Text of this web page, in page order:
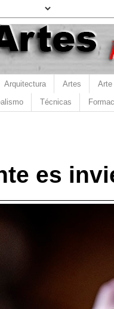
Arquitectura Artes Arte
Técnicas
es